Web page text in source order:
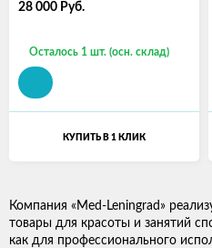
28 000 Руб.
Осталось 1 шт. (осн. склад)
КУПИТЬ В 1 КЛИК
Компания «Med-Leningrad»
товары для красоты и занятий
как для профессионального